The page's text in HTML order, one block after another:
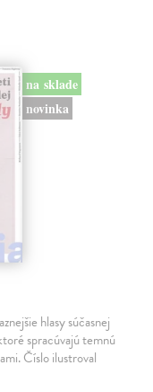
na sklade
novinka
hlasy súčasnej
spracúvajú temnú
Číslo ilustroval